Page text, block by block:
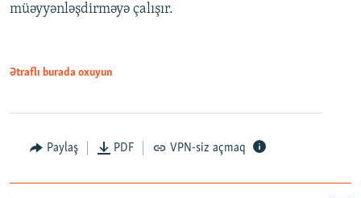
müəyyənləşdirməyə çalışır.
Ətraflı burada oxuyun
Paylaş PDF VPN-siz açmaq